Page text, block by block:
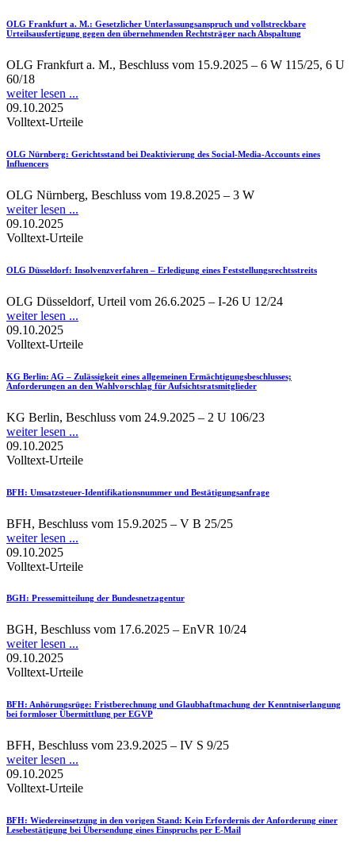
OLG Frankfurt a. M.: Gesetzlicher Unterlassungsanspruch und vollstreckbare
Urteilsausfertigung gegen den übernehmenden Rechtsträger nach Abspaltung
OLG Frankfurt a. M., Beschluss vom 15.9.2025 – 6 W 115/25, 6 U
60/18
weiter lesen ...
09.10.2025
Volltext-Urteile
OLG Nürnberg: Gerichtsstand bei Deaktivierung des Social-Media-Accounts eines
Influencers
OLG Nürnberg, Beschluss vom 19.8.2025 – 3 W
weiter lesen ...
09.10.2025
Volltext-Urteile
OLG Düsseldorf: Insolvenzverfahren – Erledigung eines Feststellungsrechtsstreits
OLG Düsseldorf, Urteil vom 26.6.2025 – I-26 U 12/24
weiter lesen ...
09.10.2025
Volltext-Urteile
KG Berlin: AG – Zulässigkeit eines allgemeinen Ermächtigungsbeschlusses;
Anforderungen an den Wahlvorschlag für Aufsichtsratsmitglieder
KG Berlin, Beschluss vom 24.9.2025 – 2 U 106/23
weiter lesen ...
09.10.2025
Volltext-Urteile
BFH: Umsatzsteuer-Identifikationsnummer und Bestätigungsanfrage
BFH, Beschluss vom 15.9.2025 – V B 25/25
weiter lesen ...
09.10.2025
Volltext-Urteile
BGH: Pressemitteilung der Bundesnetzagentur
BGH, Beschluss vom 17.6.2025 – EnVR 10/24
weiter lesen ...
09.10.2025
Volltext-Urteile
BFH: Anhörungsrüge: Fristberechnung und Glaubhaftmachung der Kenntniserlangung
bei formloser Übermittlung per EGVP
BFH, Beschluss vom 23.9.2025 – IV S 9/25
weiter lesen ...
09.10.2025
Volltext-Urteile
BFH: Wiedereinsetzung in den vorigen Stand: Kein Erfordernis der Anforderung einer
Lesebestätigung bei Übersendung eines Einspruchs per E-Mail